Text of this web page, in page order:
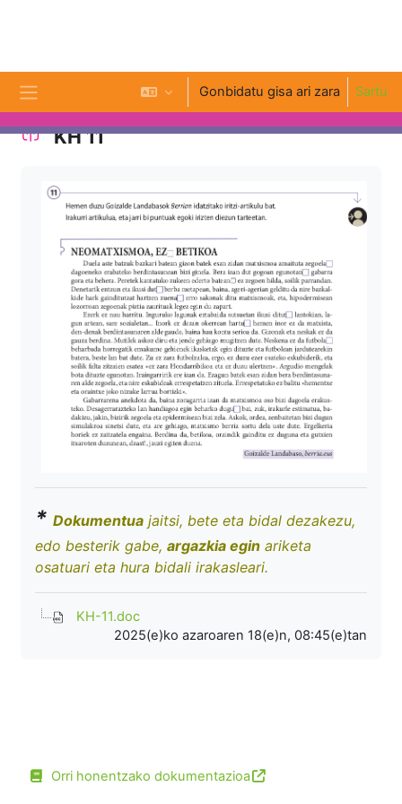
Alboko panela
Gonbidatu gisa ari zara Sartu
KH 11
* Dokumentua jaitsi, bete eta bidal dezakezu,
edo besterik gabe, argazkia egin ariketa
osatuari eta hura bidali irakasleari.
KH-11.doc
2025(e)ko azaroaren 18(e)n, 08:45(e)tan
Orri honentzako dokumentazioa